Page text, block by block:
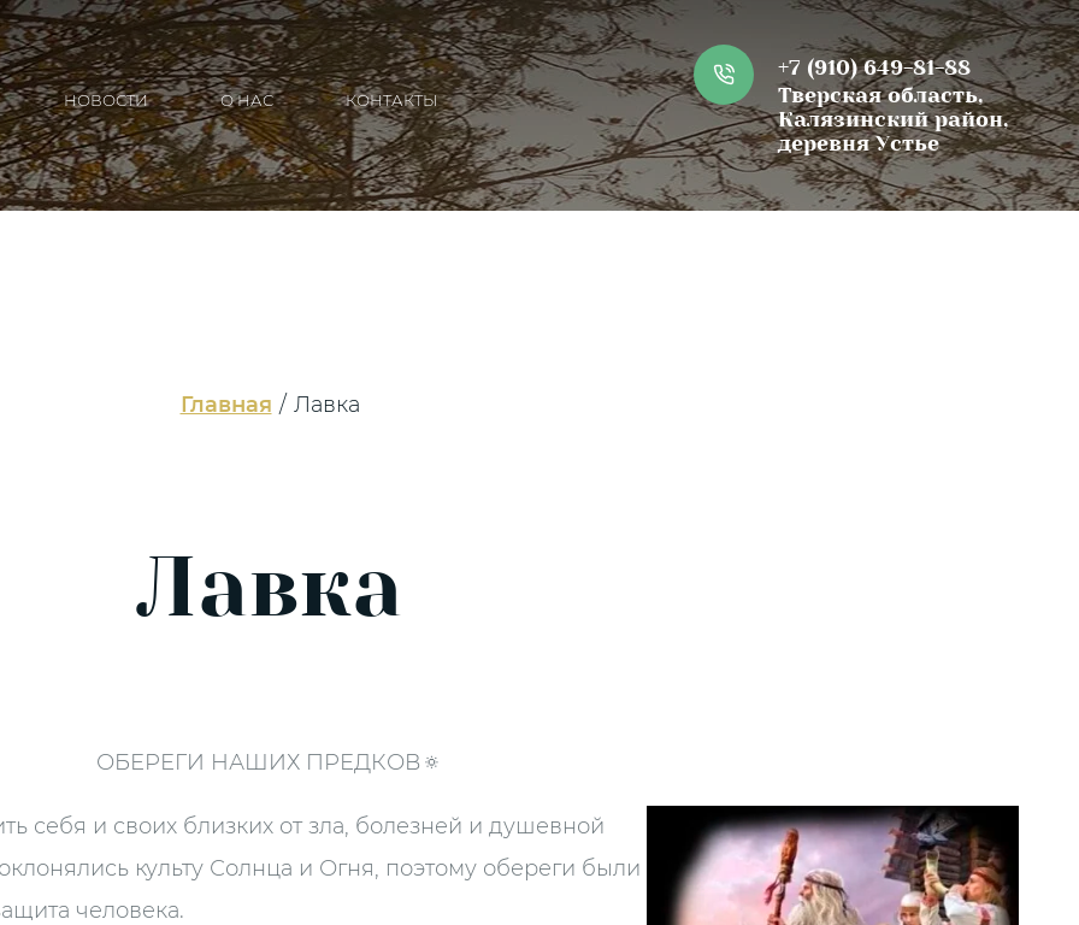
НОВОСТИ О НАС КОНТАКТЫ ...
+7 (910) 649-81-88
Тверская область,
Калязинский район,
деревня Устье
Главная / Лавка
Лавка
ОБЕРЕГИ НАШИХ ПРЕДКОВ🔅
себя и своих близких от зла, болезней и душевной
культу Солнца и Огня, поэтому обереги были
человека.